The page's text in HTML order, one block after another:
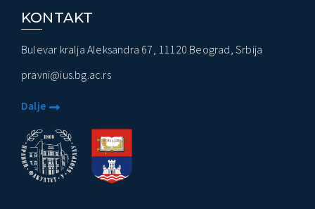
KONTAKT
Bulevar kralja Aleksandra 67, 11120 Beograd, Srbija
pravni@ius.bg.ac.rs
Dalje